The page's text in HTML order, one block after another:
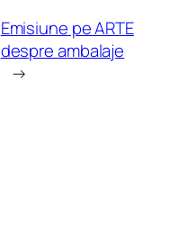
Emisiune pe ARTE
despre ambalaje
→